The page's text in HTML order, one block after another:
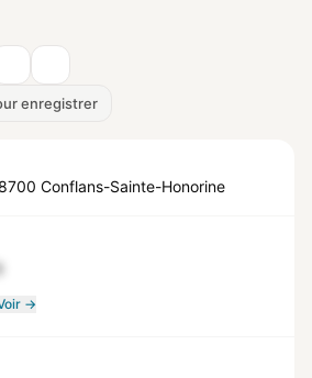
enregistrer
Conflans-Sainte-Honorine
→